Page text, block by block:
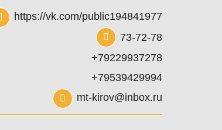
https://vk.com/public194841977
73-72-78
+79229937278
+79539429994
mt-kirov@inbox.ru